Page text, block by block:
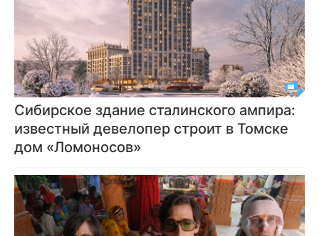
Сибирское здание сталинского ампира:
известный девелопер строит в Томске
дом «Ломоносов»